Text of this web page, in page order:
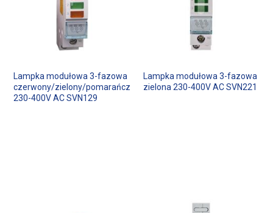
Lampka modułowa 3-fazowa
czerwony/zielony/pomarańczowy
230-400V AC SVN129
Lampka modułowa 3-fazowa
zielona 230-400V AC SVN221